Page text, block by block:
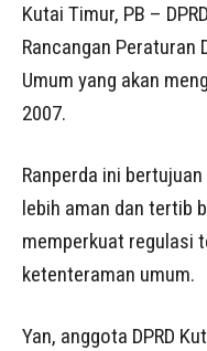
Kutai Timur, PB –
Rancangan Peraturan
Umum yang akan
2007.
Ranperda ini
lebih aman dan tertib
memperkuat regulasi
ketenteraman umum.
Yan, anggota DPRD